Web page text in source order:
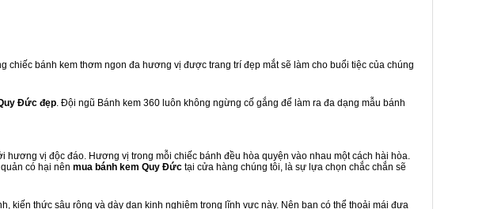
bánh kem thơm ngon đa hương vị được trang trí đẹp mắt sẽ làm cho buổi tiệc của chúng
Đức đẹp. Đội ngũ Bánh kem 360 luôn không ngừng cố gắng để làm ra đa dạng mẫu bánh
vị độc đáo. Hương vị trong mỗi chiếc bánh đều hòa quyện vào nhau một cách hài hòa.
có hại nên mua bánh kem Quy Đức tại cửa hàng chúng tôi, là sự lựa chọn chắc chắn sẽ
kiến thức sâu rộng và dày dạn kinh nghiệm trong lĩnh vực này. Nên bạn có thể thoải mái đưa